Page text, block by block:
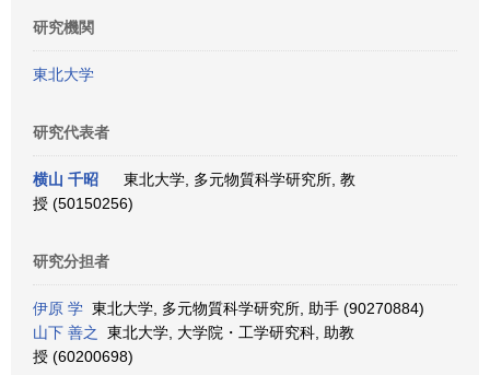
研究機関
東北大学
研究代表者
横山 千昭
東北大学, 多元物質科学研究所, 教
授 (50150256)
研究分担者
伊原 学 東北大学, 多元物質科学研究所, 助手 (90270884)
山下 善之
東北大学, 大学院・工学研究科, 助教
授 (60200698)